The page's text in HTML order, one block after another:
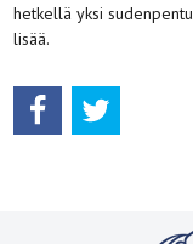
hetkellä yksi
lisää.